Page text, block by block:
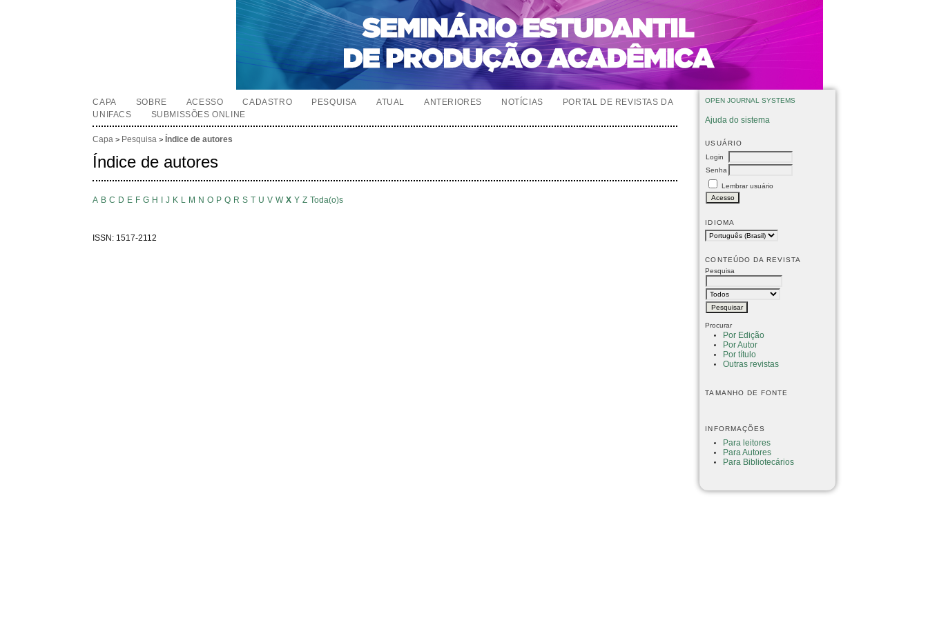
OPEN JOURNAL SYSTEMS
Ajuda do sistema
USUÁRIO
Login
Senha
Lembrar usuário
IDIOMA
CONTEÚDO DA REVISTA
Pesquisa
Procurar
Por Edição
Por Autor
Por título
Outras revistas
TAMANHO DE FONTE
INFORMAÇÕES
Para leitores
Para Autores
Para Bibliotecários
CAPA SOBRE ACESSO CADASTRO PESQUISA ATUAL ANTERIORES NOTÍCIAS
PORTAL DE REVISTAS DA
UNIFACS
SUBMISSÕES ONLINE
Capa > Pesquisa > Índice de autores
Índice de autores
A B C D E F G H J K L M N O P Q R S T U V W X Y Z Toda(o)s
ISSN: 1517-2112